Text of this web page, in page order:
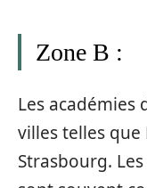
Zone B :
Les académies
villes telles que
Strasbourg.